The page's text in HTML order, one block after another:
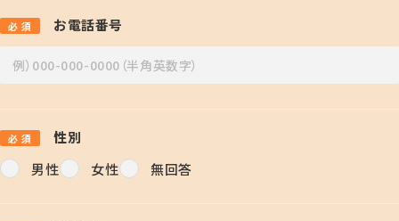
必 須 お電話番号
必 須
性別
男性
女性 無回答